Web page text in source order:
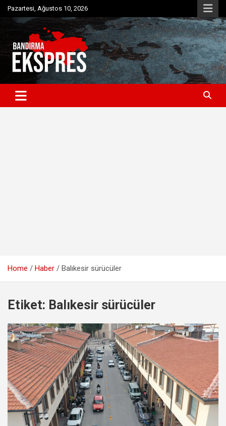
Skip
to
content
Pazartesi, Ağustos 10, 2026
Bandırma Ekspres
Bandırma'dan güncel haberler
Home Haber Balıkesir sürücüler
Etiket: Balıkesir sürücüler